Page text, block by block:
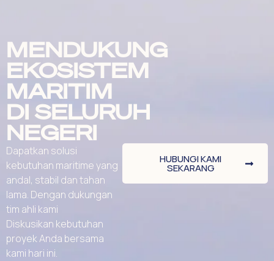
MENDUKUNG
EKOSISTEM
MARITIM
DI SELURUH
NEGERI
Dapatkan solusi
kebutuhan maritime yang
andal, stabil dan tahan
lama. Dengan dukungan
tim ahli kami
Diskusikan kebutuhan
proyek Anda bersama
kami hari ini.
HUBUNGI KAMI
SEKARANG